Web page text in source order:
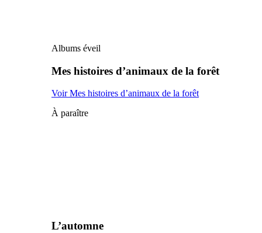
Albums éveil
Mes histoires d’animaux de la forêt
Voir Mes histoires d’animaux de la forêt
À paraître
L’automne